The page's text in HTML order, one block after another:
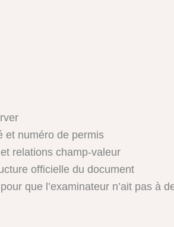
et numéro de permis
relations champ-valeur
officielle du document
que l’examinateur n’ait pas à